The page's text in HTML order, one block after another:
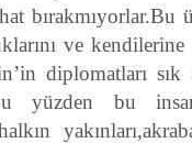
bırakmıyorlar.Bu
ve
diplomatları sık
yüzden bu